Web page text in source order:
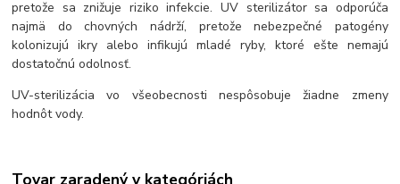
pretože sa znižuje riziko infekcie. UV sterilizátor sa odporúča
najmä do chovných nádrží, pretože nebezpečné patogény
kolonizujú ikry alebo infikujú mladé ryby, ktoré ešte nemajú
dostatočnú odolnosť.
UV-sterilizácia vo všeobecnosti nespôsobuje žiadne zmeny
hodnôt vody.
Tovar zaradený v kategóriách